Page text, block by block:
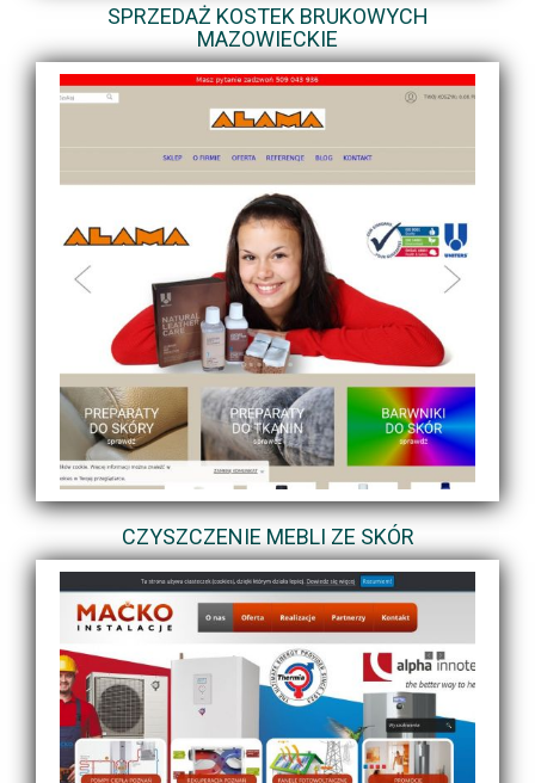
SPRZEDAŻ KOSTEK BRUKOWYCH
MAZOWIECKIE
CZYSZCZENIE MEBLI ZE SKÓR